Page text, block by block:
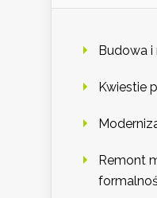
Budowa
Kwiestie
Remont